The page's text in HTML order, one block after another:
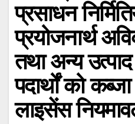
प्रसाधन
प्रयोजनार्थ
तथा अन्य
पदार्थों को
लाइसेंस